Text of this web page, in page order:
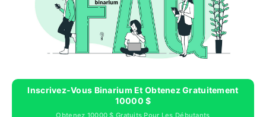
Inscrivez-Vous Binarium Et Obtenez Gratuitement
10000 $
Obtenez 10000 $ Gratuits Pour Les Débutants